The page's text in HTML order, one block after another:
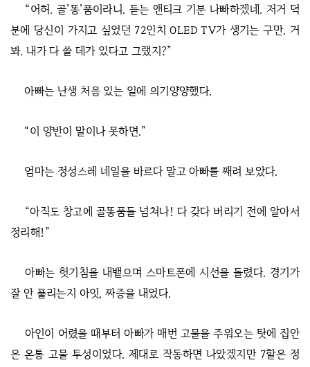
“어허. 골’똥’품이라니. 듣는 앤티크 기분 나빠하겠네. 저거 덕
분에 당신이 가지고 싶었던 72인치 OLED TV가 생기는 구만. 거
봐. 내가 다 쓸 데가 있다고 그랬지?”
아빠는 난생 처음 있는 일에 의기양양했다.
“이 양반이 말이나 못하면.”
엄마는 정성스레 네일을 바르다 말고 아빠를 째려 보았다.
“아직도 창고에 골똥품들 넘쳐나! 다 갖다 버리기 전에 알아서
정리해!”
아빠는 헛기침을 내뱉으며 스마트폰에 시선을 돌렸다. 경기가
잘 안 풀리는지 아잇, 짜증을 내었다.
아인이 어렸을 때부터 아빠가 매번 고물을 주워오는 탓에 집안
은 온통 고물 투성이었다. 제대로 작동하면 나았겠지만 7할은 정